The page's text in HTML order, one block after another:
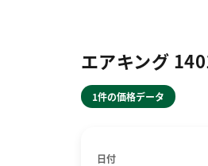
エアキング
1件の価格データ
日付